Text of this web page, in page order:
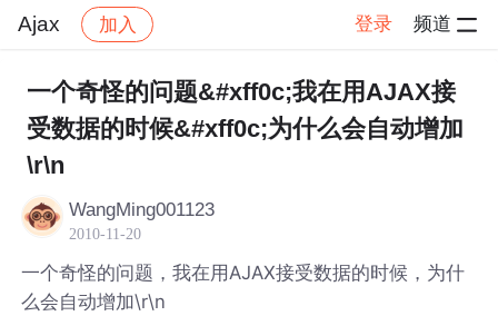
Ajax 加入 登录 频道
社区 Ajax 帖子详情
一个奇怪的问题&#xff0c;我在用AJAX接
受数据的时候&#xff0c;为什么会自动增加
\r\n
WangMing001123
2010-11-20
一个奇怪的问题，我在用AJAX接受数据的时候，为什
么会自动增加\r\n